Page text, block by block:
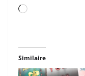
Chargement…
Similaire